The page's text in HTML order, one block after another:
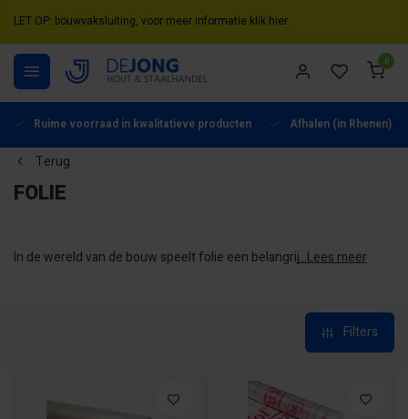
LET OP: bouwvaksluiting, voor meer informatie klik hier.
0
Ruime voorraad in kwalitatieve producten Afhalen (in Rhenen)
Terug
FOLIE
In de wereld van de bouw speelt folie een belangrijke rol bij
en luchtdichting. Hierdoor worden de duurzaamheid en
efficiëntie van gebouwen aanzienlijk verbeterd. Daarom vind je
in ons assortiment diverse folieproducten die oplossingen
van energie-efficiëntie tot het beschermen tegen vocht en
...Lees meer
Filters